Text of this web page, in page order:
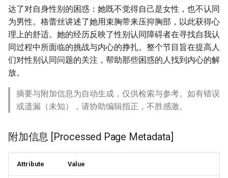
达了对自身性别的困惑：她既不觉得自己是女性，也不认同
为男性。格蕾丝讲述了她用束胸带来压抑胸部，以此获得心
理上的舒适。她的经历反映了性别认同障碍者在寻找自我认
同过程中所面临的挑战与内心的挣扎。整个节目旨在提高人
们对性别认同问题的关注，帮助那些困惑的人找到内心的解
放。
摘要与附加信息为自动生成，仅供检索与参考。如有错误
或遗漏（未知），请协助编辑指正，不胜感激。
附加信息 [Processed Page Metadata]
Attribute Value